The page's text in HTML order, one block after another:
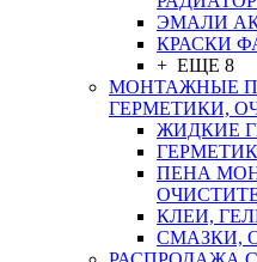
ЭМАЛИ
КРАСКИ
+ ЕЩЕ 8
МОНТАЖНЫЕ
ГЕРМЕТИКИ,
ЖИДКИЕ
ПЕНА
КЛЕИ,
СМАЗКИ,